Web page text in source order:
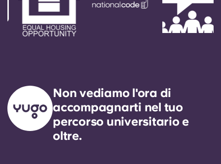
Non vediamo l'ora di
accompagnarti nel tuo
percorso universitario e
oltre.